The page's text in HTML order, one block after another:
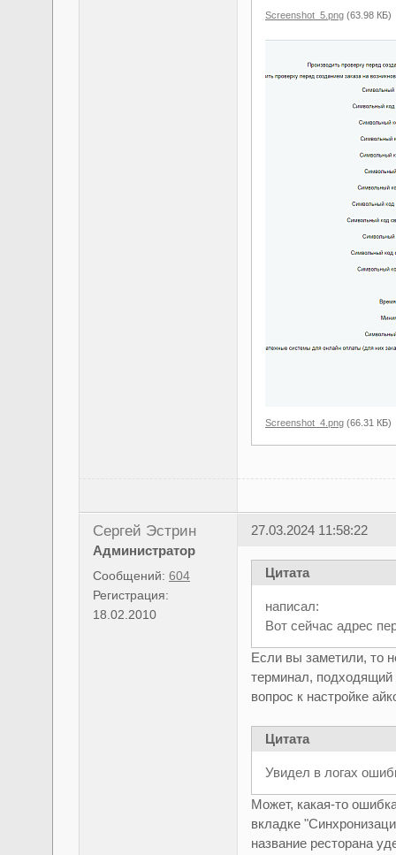
Screenshot_5.png (63.98 КБ)
Screenshot_4.png (66.31 КБ)
Сергей Эстрин
Администратор
Сообщений: 604
Регистрация:
18.02.2010
27.03.2024 11:58:22
Цитата
написал:
Вот сейчас адрес
Если вы заметили, то
терминал, подходящий
вопрос к настройке
Цитата
Увидел в логах
Может, какая-то
вкладке
название ресторана